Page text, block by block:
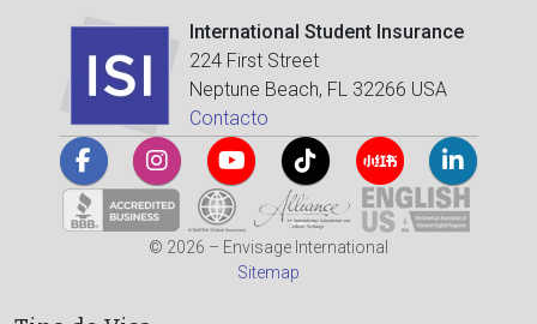
International Student Insurance
224 First Street
Neptune Beach, FL 32266 USA
Contacto
© 2026 – Envisage International
Sitemap